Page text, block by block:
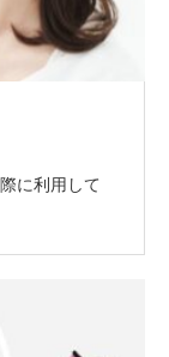
に利用して